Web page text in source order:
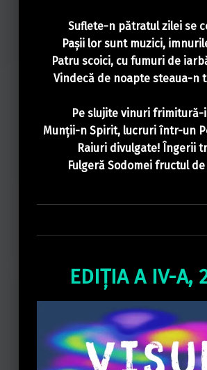
Suflete-n pătratul zilei se
Paşii lor sunt muzici,
Patru scoici, cu fumuri de
Vindecă de noapte steaua-n
Pe slujite vinuri frimitură-i
Munţii-n Spirit, lucruri într-un
Raiuri divulgate! Îngerii
Fulgeră Sodomei fructul de
EDIȚIA A IV-A,